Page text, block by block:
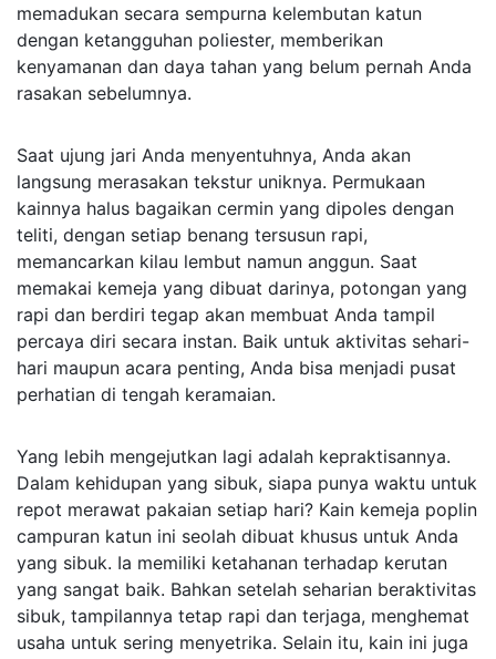
memadukan secara sempurna kelembutan katun
dengan ketangguhan poliester, memberikan
kenyamanan dan daya tahan yang belum pernah Anda
rasakan sebelumnya.
Saat ujung jari Anda menyentuhnya, Anda akan
langsung merasakan tekstur uniknya. Permukaan
kainnya halus bagaikan cermin yang dipoles dengan
teliti, dengan setiap benang tersusun rapi,
memancarkan kilau lembut namun anggun. Saat
memakai kemeja yang dibuat darinya, potongan yang
rapi dan berdiri tegap akan membuat Anda tampil
percaya diri secara instan. Baik untuk aktivitas sehari-
hari maupun acara penting, Anda bisa menjadi pusat
perhatian di tengah keramaian.
Yang lebih mengejutkan lagi adalah kepraktisannya.
Dalam kehidupan yang sibuk, siapa punya waktu untuk
repot merawat pakaian setiap hari? Kain kemeja poplin
campuran katun ini seolah dibuat khusus untuk Anda
yang sibuk. Ia memiliki ketahanan terhadap kerutan
yang sangat baik. Bahkan setelah seharian beraktivitas
sibuk, tampilannya tetap rapi dan terjaga, menghemat
usaha untuk sering menyetrika. Selain itu, kain ini juga